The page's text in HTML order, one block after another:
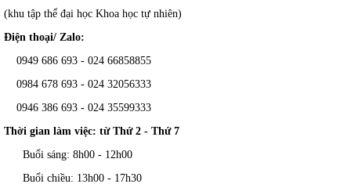
(khu tập thể đại học Khoa học tự nhiên)
Điện thoại/ Zalo:
0949 686 693 - 024 66858855
0984 678 693 - 024 32056333
0946 386 693 - 024 35599333
Thời gian làm việc: từ Thứ 2 - Thứ 7
Buổi sáng: 8h00 - 12h00
Buổi chiều: 13h00 - 17h30